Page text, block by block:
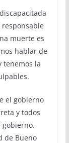
muerte es
hablar de
tenemos la
el gobierno
y todos
de Bueno